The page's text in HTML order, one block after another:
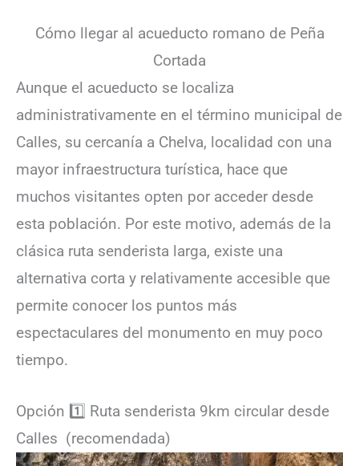
Cómo llegar al acueducto romano de Peña
Cortada
Aunque el acueducto se localiza
administrativamente en el término municipal de
Calles, su cercanía a Chelva, localidad con una
mayor infraestructura turística, hace que
muchos visitantes opten por acceder desde
esta población. Por este motivo, además de la
clásica ruta senderista larga, existe una
alternativa corta y relativamente accesible que
permite conocer los puntos más
espectaculares del monumento en muy poco
tiempo.
Opción 1️⃣ Ruta senderista 9km circular desde
Calles (recomendada)